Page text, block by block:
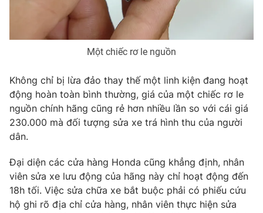
Podcast
Photo Infographic
Video Shorts video
VTV Money VTV Thể thao
VTV Sức khoẻ
Thị trường 24h Tấm lòng Việt
Một chiếc rơ le nguồn
Không chỉ bị lừa đảo thay thế một linh kiện đang hoạt
động hoàn toàn bình thường, giá của một chiếc rơ le
nguồn chính hãng cũng rẻ hơn nhiều lần so với cái giá
230.000 mà đối tượng sửa xe trá hình thu của người
dân.
Đại diện các cửa hàng Honda cũng khẳng định, nhân
viên sửa xe lưu động của hãng này chỉ hoạt động đến
18h tối. Việc sửa chữa xe bắt buộc phải có phiếu cứu
hộ ghi rõ địa chỉ cửa hàng, nhân viên thực hiện sửa